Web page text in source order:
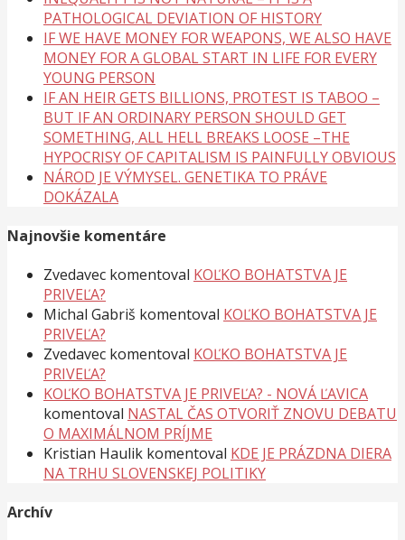
PATHOLOGICAL DEVIATION OF HISTORY
IF WE HAVE MONEY FOR WEAPONS, WE ALSO HAVE
MONEY FOR A GLOBAL START IN LIFE FOR EVERY
YOUNG PERSON
IF AN HEIR GETS BILLIONS, PROTEST IS TABOO –
BUT IF AN ORDINARY PERSON SHOULD GET
SOMETHING, ALL HELL BREAKS LOOSE –THE
HYPOCRISY OF CAPITALISM IS PAINFULLY OBVIOUS
NÁROD JE VÝMYSEL. GENETIKA TO PRÁVE
DOKÁZALA
Najnovšie komentáre
Zvedavec komentoval KOĽKO BOHATSTVA JE
PRIVEĽA?
Michal Gabriš komentoval KOĽKO BOHATSTVA JE
PRIVEĽA?
Zvedavec komentoval KOĽKO BOHATSTVA JE
PRIVEĽA?
KOĽKO BOHATSTVA JE PRIVEĽA? - NOVÁ ĽAVICA
komentoval NASTAL ČAS OTVORIŤ ZNOVU DEBATU
O MAXIMÁLNOM PRÍJME
Kristian Haulik komentoval KDE JE PRÁZDNA DIERA
NA TRHU SLOVENSKEJ POLITIKY
Archív